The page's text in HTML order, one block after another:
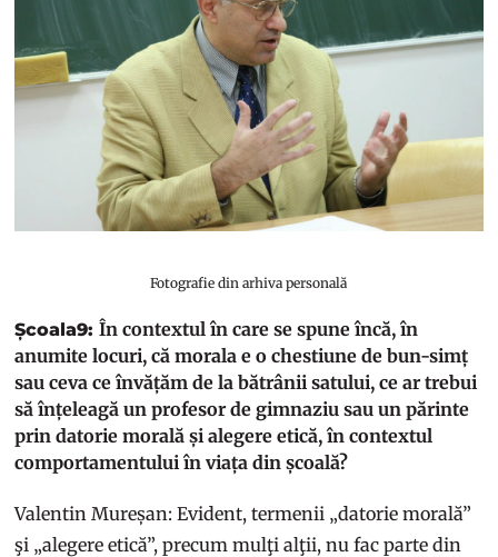
Fotografie din arhiva personală
Școala9:În contextul în care se spune încă, în
anumite locuri, că morala e o chestiune de bun-simț
sau ceva ce învățăm de la bătrânii satului, ce ar trebui
să înțeleagă un profesor de gimnaziu sau un părinte
prin datorie morală și alegere etică, în contextul
comportamentului în viața din școală?
Valentin Mureșan: Evident, termenii „datorie morală”
şi „alegere etică”, precum mulţi alţii, nu fac parte din